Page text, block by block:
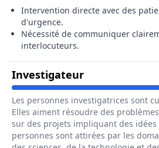
Intervention directe avec des
d'urgence.
Nécessité de communiquer
interlocuteurs.
InvestigateurPour Le
Les personnes investigatrices sont
Elles aiment résoudre des
sur des projets impliquant des idées
personnes sont attirées par les